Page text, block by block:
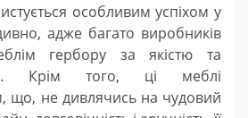
особливим успіхом у
адже багато виробників
гербору за якістю та
Крім того, ці меблі
що, не дивлячись на чудовий